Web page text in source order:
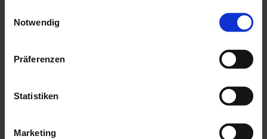
Notwendig
Präferenzen
Statistiken
Marketing
Available